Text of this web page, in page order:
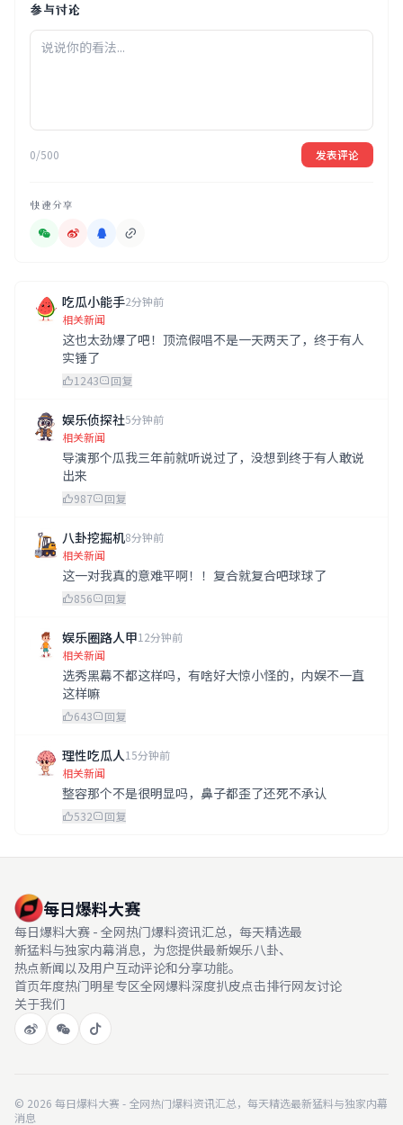
参与讨论
0/500 发表评论
快速分享
吃瓜小能手2分钟前
相关新闻
这也太劲爆了吧！顶流假唱不是一天两天了，终于有人
实锤了
1243 回复
娱乐侦探社5分钟前
相关新闻
导演那个瓜我三年前就听说过了，没想到终于有人敢说
出来
987 回复
八卦挖掘机8分钟前
相关新闻
这一对我真的意难平啊！！复合就复合吧球球了
856 回复
娱乐圈路人甲12分钟前
相关新闻
选秀黑幕不都这样吗，有啥好大惊小怪的，内娱不一直
这样嘛
643 回复
理性吃瓜人15分钟前
相关新闻
整容那个不是很明显吗，鼻子都歪了还死不承认
532 回复
每日爆料大赛
每日爆料大赛 - 全网热门爆料资讯汇总，每天精选最
新猛料与独家内幕消息，为您提供最新娱乐八卦、
热点新闻以及用户互动评论和分享功能。
首页年度热门明星专区全网爆料深度扒皮点击排行网友讨论
关于我们
© 2026 每日爆料大赛 - 全网热门爆料资讯汇总，每天精选最新猛料与独家内幕
消息